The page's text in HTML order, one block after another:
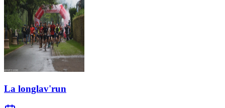
La longlav'run